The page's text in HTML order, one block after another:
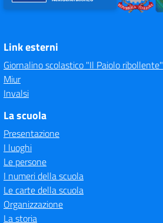
Link esterni
Giornalino scolastico "Il Paiolo ribollente"
Miur
Invalsi
La scuola
Presentazione
I luoghi
Le persone
I numeri della scuola
Le carte della scuola
Organizzazione
La storia